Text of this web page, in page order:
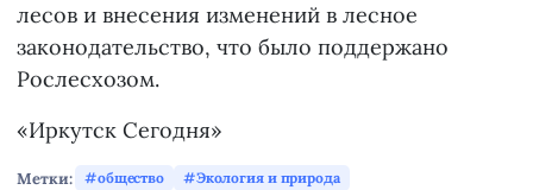
лесов и внесения изменений в лесное
законодательство, что было поддержано
Рослесхозом.
«Иркутск Сегодня»
Метки: общество Экология и природа